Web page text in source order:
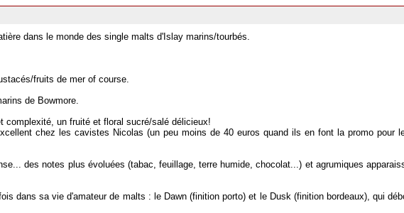
dans le monde des single malts d'Islay marins/tourbés.
fruits de mer of course.
de Bowmore.
un fruité et floral sucré/salé délicieux!
chez les cavistes Nicolas (un peu moins de 40 euros quand ils en font la promo pour
des notes plus évoluées (tabac, feuillage, terre humide, chocolat...) et agrumiques
dans sa vie d'amateur de malts : le Dawn (finition porto) et le Dusk (finition bordeaux), qui